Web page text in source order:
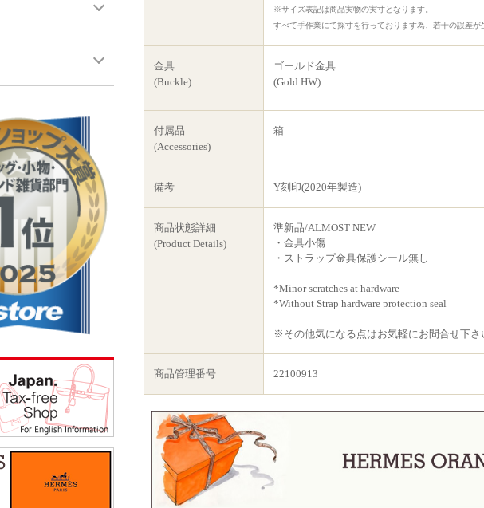
※サイズ表記は商品実物の実寸となります。
すべて手作業にて採寸を行っております為、若干の誤差
金具
(Buckle)
ゴールド金具
(Gold HW)
付属品
(Accessories)
箱
備考 Y刻印(2020年製造)
商品状態詳細
(Product Details)
準新品/ALMOST NEW
・金具小傷
・ストラップ金具保護シール無し
*Minor scratches at hardware
*Without Strap hardware protection seal
※その他気になる点はお気軽にお問合せ下さ
商品管理番号 22100913